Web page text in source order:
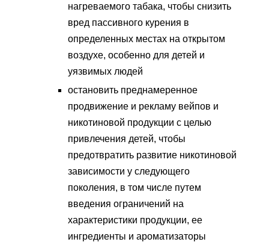
нагреваемого табака, чтобы снизить
вред пассивного курения в
определенных местах на открытом
воздухе, особенно для детей и
уязвимых людей
остановить преднамеренное
продвижение и рекламу вейпов и
никотиновой продукции с целью
привлечения детей, чтобы
предотвратить развитие никотиновой
зависимости у следующего
поколения, в том числе путем
введения ограничений на
характеристики продукции, ее
ингредиенты и ароматизаторы